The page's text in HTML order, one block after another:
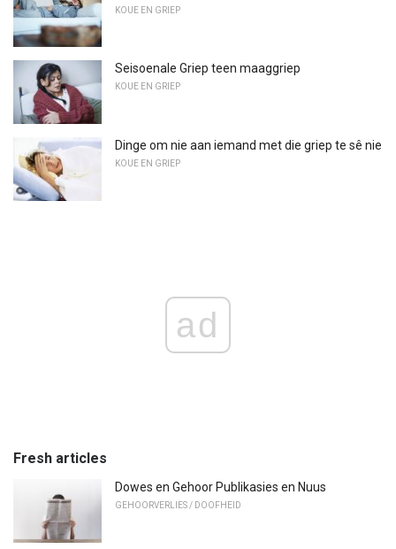
KOUE EN GRIEP
Seisoenale Griep teen maaggriep
KOUE EN GRIEP
Dinge om nie aan iemand met die griep te sê nie
KOUE EN GRIEP
ad
Fresh articles
Dowes en Gehoor Publikasies en Nuus
GEHOORVERLIES / DOOFHEID